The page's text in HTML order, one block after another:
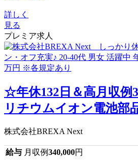
詳しく
見る
プレミア求人
☆年休132日＆高月収例
リチウムイオン電池部
株式会社BREXA Next
給与 月収例340,000円